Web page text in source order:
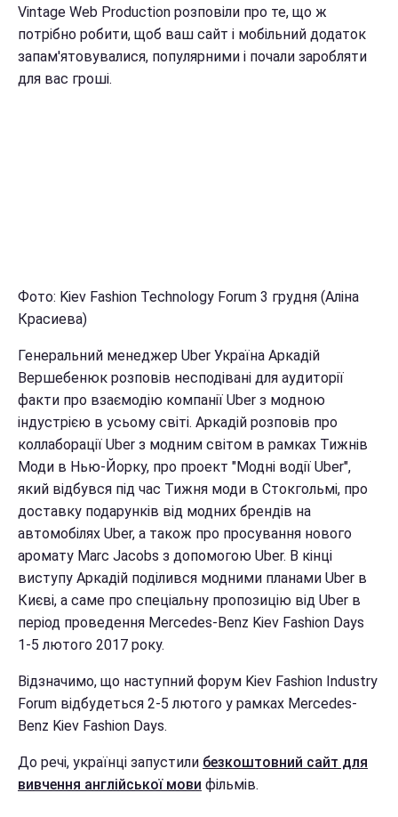
Vintage Web Production розповіли про те, що ж
потрібно робити, щоб ваш сайт і мобільний додаток
запам'ятовувалися, популярними і почали заробляти
для вас гроші.
Фото: Kiev Fashion Technology Forum 3 грудня (Аліна
Красиева)
Генеральний менеджер Uber Україна Аркадій
Вершебенюк розповів несподівані для аудиторії
факти про взаємодію компанії Uber з модною
індустрією в усьому світі. Аркадій розповів про
коллаборації Uber з модним світом в рамках Тижнів
Моди в Нью-Йорку, про проект "Модні водії Uber",
який відбувся під час Тижня моди в Стокгольмі, про
доставку подарунків від модних брендів на
автомобілях Uber, а також про просування нового
аромату Marc Jacobs з допомогою Uber. В кінці
виступу Аркадій поділився модними планами Uber в
Києві, а саме про спеціальну пропозицію від Uber в
період проведення Mercedes-Benz Kiev Fashion Days
1-5 лютого 2017 року.
Відзначимо, що наступний форум Kiev Fashion Industry
Forum відбудеться 2-5 лютого у рамках Mercedes-
Benz Kiev Fashion Days.
До речі, українці запустили безкоштовний сайт для
вивчення англійської мови фільмів.